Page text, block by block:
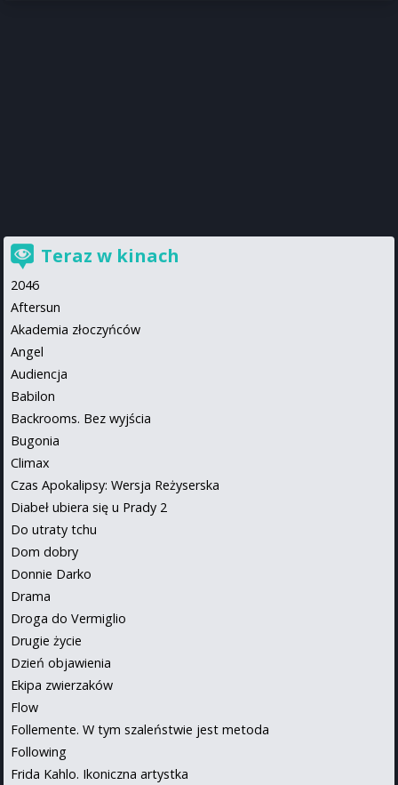
Teraz w kinach
2046
Aftersun
Akademia złoczyńców
Angel
Audiencja
Babilon
Backrooms. Bez wyjścia
Bugonia
Climax
Czas Apokalipsy: Wersja Reżyserska
Diabeł ubiera się u Prady 2
Do utraty tchu
Dom dobry
Donnie Darko
Drama
Droga do Vermiglio
Drugie życie
Dzień objawienia
Ekipa zwierzaków
Flow
Follemente. W tym szaleństwie jest metoda
Following
Frida Kahlo. Ikoniczna artystka